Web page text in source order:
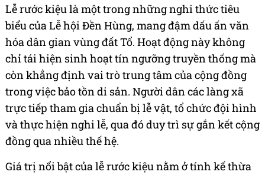
Lễ rước kiệu là một trong những nghi thức tiêu
biểu của Lễ hội Đền Hùng, mang đậm dấu ấn văn
hóa dân gian vùng đất Tổ. Hoạt động này không
chỉ tái hiện sinh hoạt tín ngưỡng truyền thống mà
còn khẳng định vai trò trung tâm của cộng đồng
trong việc bảo tồn di sản. Người dân các làng xã
trực tiếp tham gia chuẩn bị lễ vật, tổ chức đội hình
và thực hiện nghi lễ, qua đó duy trì sự gắn kết cộng
đồng qua nhiều thế hệ.
Giá trị nổi bật của lễ rước kiệu nằm ở tính kế thừa